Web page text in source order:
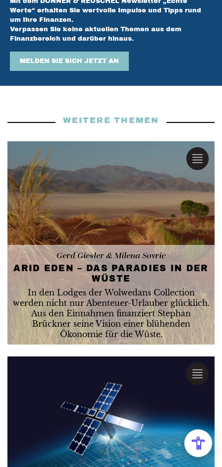
Werte“ erhalten Sie wertvolle Impulse und Tipps rund
um Ihre Finanzen.
Verpassen Sie keine aktuellen Themen aus dem
Finanzbereich und darüber hinaus.
MELDEN SIE SICH JETZT AN
WEITERE THEMEN
Gerd Giesler & Milena Sovric
ARID EDEN – DAS PARADIES IN DER
WÜSTE
In den Lodges der Wolwedans Collection
werden nicht nur Abenteuer-Urlauber glücklich.
Aus den Einnahmen finanziert Stephan
Brückner seine Vision einer blühenden
Ökonomie für die Wüste.